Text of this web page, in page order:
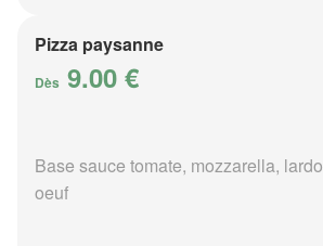
Pizza paysanne
Dès 9.00 €
Base sauce tomate, mozzarella,
oeuf